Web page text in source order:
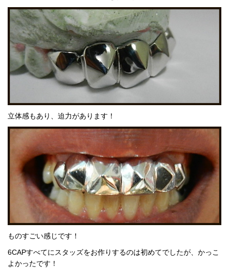
立体感もあり、迫力があります！
ものすごい感じです！
6CAPすべてにスタッズをお作りするのは初めてでしたが、かっこ
よかったです！